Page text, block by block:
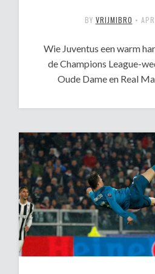
BY VRIJMIBRO •
Wie Juventus een warm
de Champions League-
Oude Dame en Real